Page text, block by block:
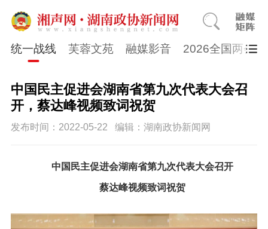
统一战线 芙蓉文苑 融媒影音 2026全国两会
中国民主促进会湖南省第九次代表大会召
开，蔡达峰视频致词祝贺
发布时间：2022-05-22 编辑：湖南政协新闻网
中国民主促进会湖南省第九次代表大会召开
蔡达峰视频致词祝贺